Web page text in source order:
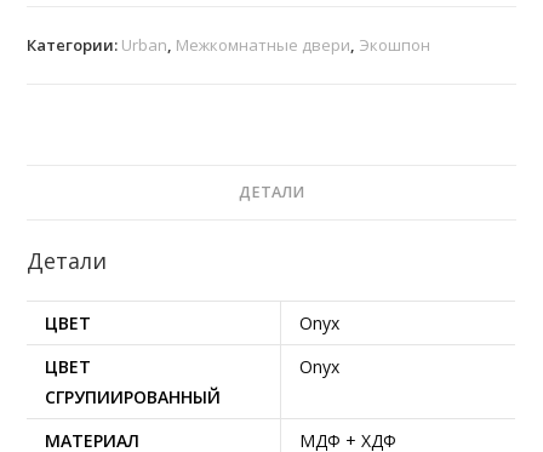
Категории: Urban Межкомнатные двери Экошпон
ДЕТАЛИ
Детали
ЦВЕТ
Onyx
ЦВЕТ
СГРУПИИРОВАННЫЙ
Onyx
МАТЕРИАЛ
МДФ + ХДФ